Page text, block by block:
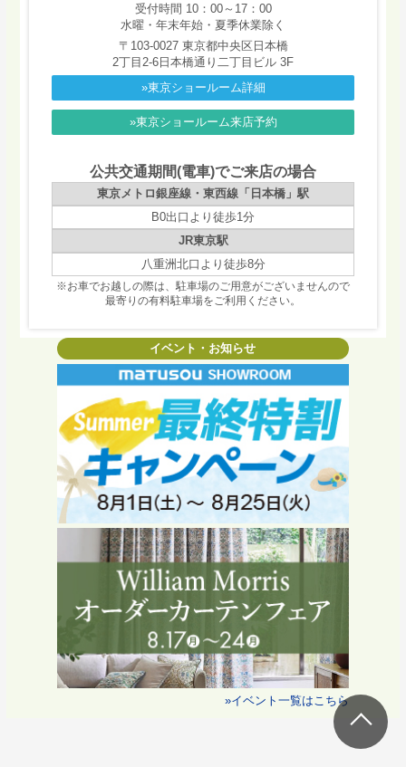
受付時間 10：00～17：00
水曜・年末年始・夏季休業除く
〒103-0027 東京都中央区日本橋
2丁目2-6日本橋通り二丁目ビル 3F
»東京ショールーム詳細
»東京ショールーム来店予約
公共交通期間(電車)でご来店の場合
東京メトロ銀座線・東西線「日本橋」駅
B0出口より徒歩1分
JR東京駅
八重洲北口より徒歩8分
※お車でお越しの際は、駐車場のご用意がございませんので
最寄りの有料駐車場をご利用ください。
イベント・お知らせ
»イベント一覧はこちら